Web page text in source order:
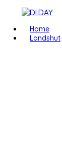
Home
Landshut